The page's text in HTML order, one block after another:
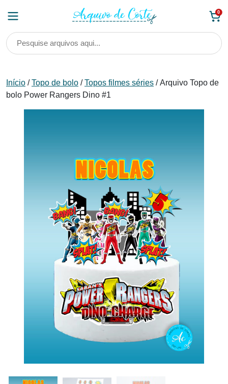
0
Início /Topo de bolo /Topos filmes séries / Arquivo Topo de
bolo Power Rangers Dino #1